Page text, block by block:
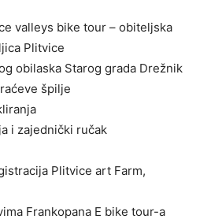
valleys bike tour – obiteljska
Plitvice
obilaska Starog grada Drežnik
špilje
i zajednički ručak
Plitvice art Farm,
Frankopana E bike tour-a